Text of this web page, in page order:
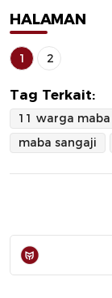
HALAMAN
1 2
Tag Terkait:
maba sangaji